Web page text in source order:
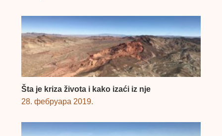
Šta je kriza života i kako izaći iz nje
28. фебруара 2019.